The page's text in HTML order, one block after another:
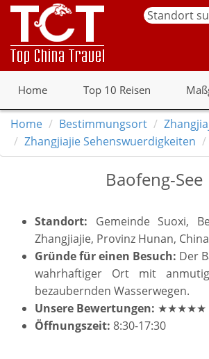
Home Top 10 Reisen
Home Bestimmungsort
Zhangjiajie Sehenswuerdigkeiten
Baofeng-See
Standort: Gemeinde Suoxi,
Zhangjiajie, Provinz Hunan, China
Gründe für einen Besuch: Der
wahrhaftiger Ort mit
bezaubernden Wasserwegen.
Unsere Bewertungen: ★★★★★
Öffnungszeit: 8:30-17:30